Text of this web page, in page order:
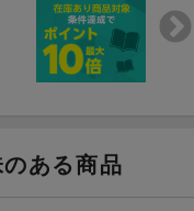
ある商品